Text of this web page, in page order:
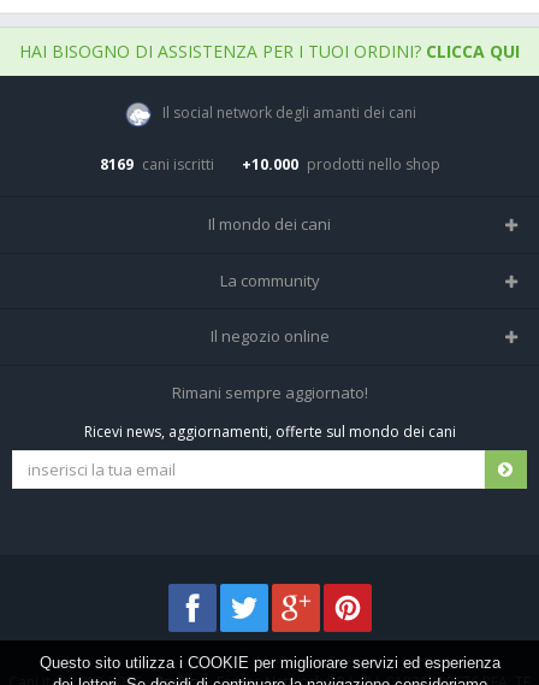
HAI BISOGNO DI ASSISTENZA PER I TUOI ORDINI? CLICCA QUI
Il social network degli amanti dei cani
8169 cani iscritti +10.000 prodotti nello shop
Il mondo dei cani
Tutte le razze
La community
Home
Tutti i cani iscritti
Il negozio online
Negozio per cani
Spedizioni e resi
Rimani sempre aggiornato!
Ricevi news, aggiornamenti, offerte sul mondo dei cani
Questo sito utilizza i COOKIE per migliorare servizi ed esperienza